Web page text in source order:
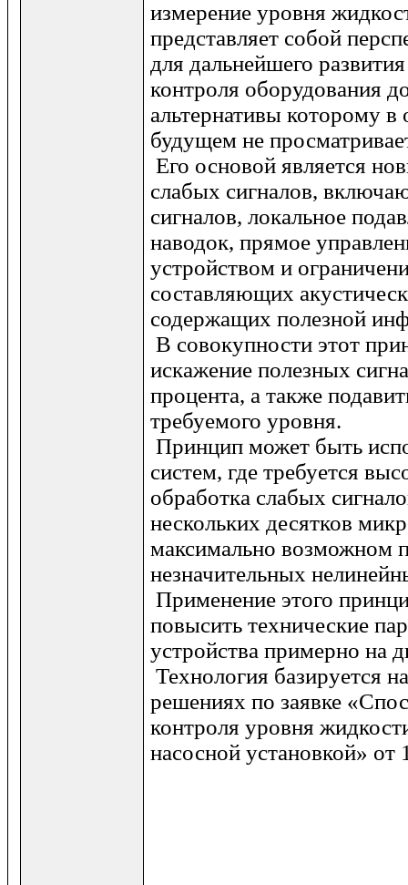
измерение уровня
представляет собой
для дальнейшего
контроля оборудования
альтернативы которому в
будущем не
Его основой является
слабых сигналов,
сигналов, локальное
наводок, прямое
устройством и
составляющих
содержащих полезной
В совокупности этот
искажение полезных
процента, а также
требуемого уровня.
Принцип может быть
систем, где требуется
обработка слабых
нескольких десятков
максимально возможном
незначительных
Применение этого
повысить технические
устройства примерно на
Технология базируется
решениях по заявке
контроля уровня
насосной установкой» от